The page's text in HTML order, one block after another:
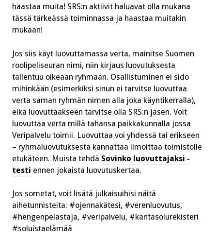
haastaa muita! SRS:n aktiivit haluavat olla mukana
tässä tärkeässä toiminnassa ja haastaa muitakin
mukaan!
Jos siis käyt luovuttamassa verta, mainitse Suomen
roolipeliseuran nimi, niin kirjaus luovutuksesta
tallentuu oikeaan ryhmään. Osallistuminen ei sido
mihinkään (esimerkiksi sinun ei tarvitse luovuttaa
verta saman ryhmän nimen alla joka käyntikerralla),
eikä luovuttaakseen tarvitse olla SRS:n jäsen. Voit
luovuttaa verta millä tahansa paikkakunnalla jossa
Veripalvelu toimii. Luovuttaa voi yhdessä tai erikseen
– ryhmäluovutuksesta kannattaa ilmoittaa toimistolle
etukäteen. Muista tehdä Sovinko luovuttajaksi -
testi ennen jokaista luovutuskertaa.
Jos sometat, voit lisätä julkaisuihisi näitä
aihetunnisteita: #ojennakätesi, #verenluovutus,
#hengenpelastaja, #veripalvelu, #kantasolurekisteri
#soluistaelämää